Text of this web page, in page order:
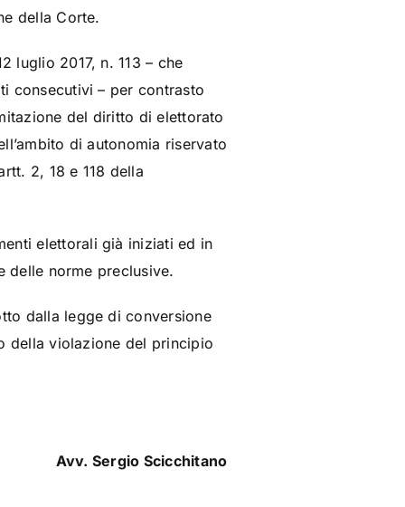
della Corte.
luglio 2017, n. 113 – che
consecutivi – per contrasto
del diritto di elettorato
di autonomia riservato
2, 18 e 118 della
elettorali già iniziati ed in
delle norme preclusive.
dalla legge di conversione
della violazione del principio
Avv. Sergio Scicchitano